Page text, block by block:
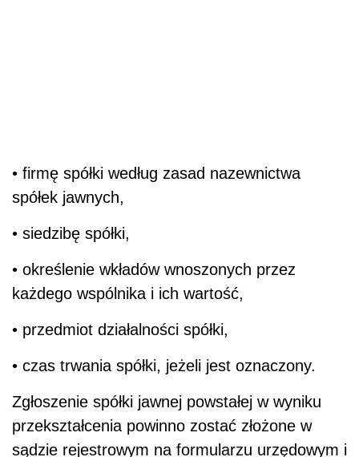
• firmę spółki według zasad nazewnictwa
spółek jawnych,
• siedzibę spółki,
• określenie wkładów wnoszonych przez
każdego wspólnika i ich wartość,
• przedmiot działalności spółki,
• czas trwania spółki, jeżeli jest oznaczony.
Zgłoszenie spółki jawnej powstałej w wyniku
przekształcenia powinno zostać złożone w
sądzie rejestrowym na formularzu urzędowym i